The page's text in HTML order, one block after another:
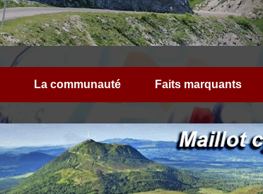
La communauté Faits marquants